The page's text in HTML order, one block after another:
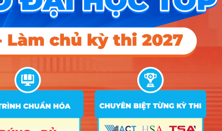
X01
STT Tên ngành Tổ hợp
Điểm Chuẩn
2025 2024 2023
D66; X78;
X79
D04; D14;